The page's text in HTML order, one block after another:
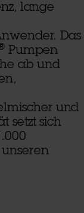
lange
Das
Pumpen
ab und
und
setzt sich